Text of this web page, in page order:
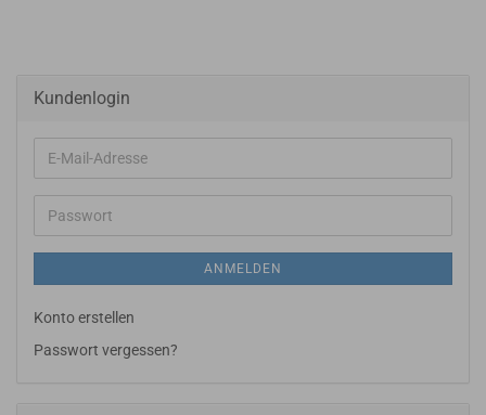
Kundenlogin
E-
Mail-
Adresse
Passwort
ANMELDEN
Konto erstellen
Passwort vergessen?